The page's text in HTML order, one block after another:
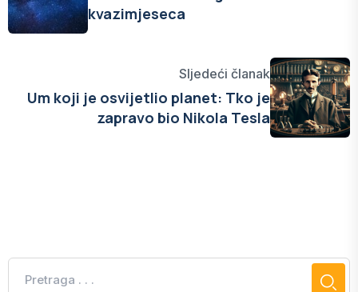
kvazimjeseca
Sljedeći članak
Um koji je osvijetlio planet: Tko je
zapravo bio Nikola Tesla